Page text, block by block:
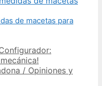
de macetas para
/ Opiniones y